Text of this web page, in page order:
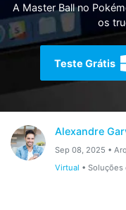
Loja
Para Celular
Online
Ações rápidas
Centro de Ajuda
Recursos
Transferir Dados
Reparar Celular
Proteção do celular
Entrar
A Master Ball no
os
Teste Grátis
Alexandre
Sep 08, 2025 •
Virtual • Soluções